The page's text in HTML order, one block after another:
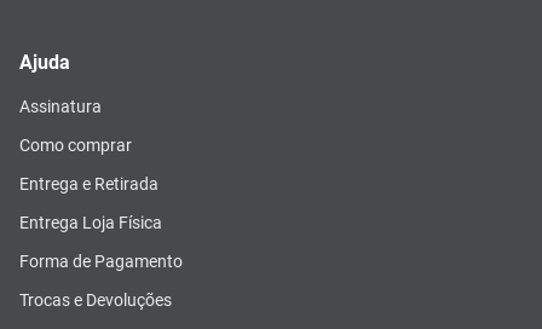
Ajuda
Assinatura
Como comprar
Entrega e Retirada
Entrega Loja Física
Forma de Pagamento
Trocas e Devoluções